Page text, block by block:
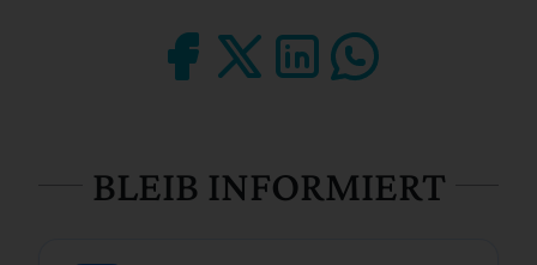
BLEIB INFORMIERT